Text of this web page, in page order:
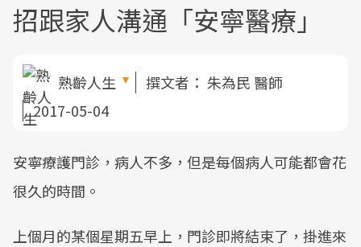
招跟家人溝通「安寧醫療」
熟齡人生 撰文者： 朱為民 醫師
2017-05-04
安寧療護門診，病人不多，但是每個病人可能都會花
很久的時間。
上個月的某個星期五早上，門診即將結束了，掛進來